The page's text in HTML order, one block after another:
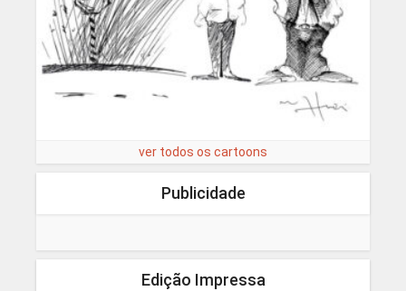
ver todos os cartoons
Publicidade
Edição Impressa